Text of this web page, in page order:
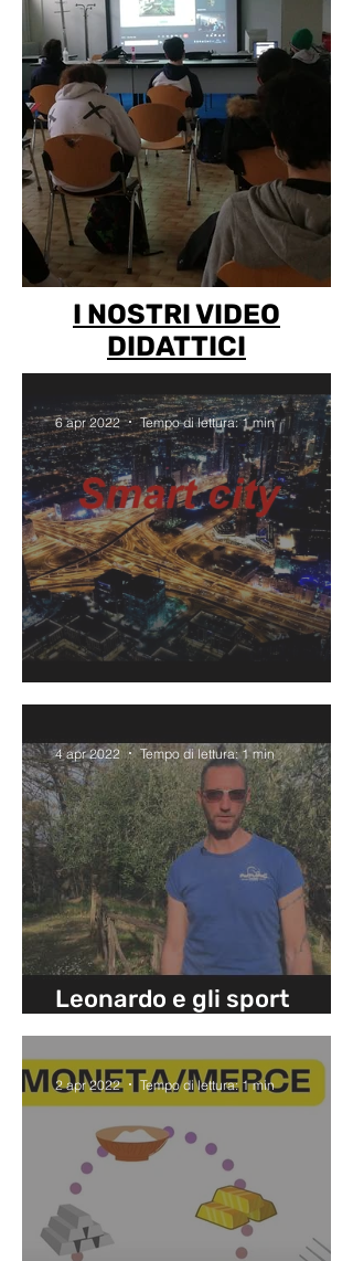
I NOSTRI VIDEO
DIDATTICI
SMART CITY
6 apr 2022 Tempo di lettura: 1 min
Leonardo e gli sport
outdoor
4 apr 2022 Tempo di lettura: 1 min
2 apr 2022 Tempo di lettura: 1 min